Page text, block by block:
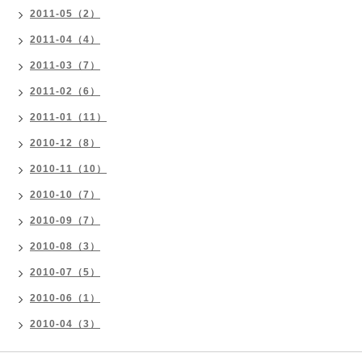
2011-05（2）
2011-04（4）
2011-03（7）
2011-02（6）
2011-01（11）
2010-12（8）
2010-11（10）
2010-10（7）
2010-09（7）
2010-08（3）
2010-07（5）
2010-06（1）
2010-04（3）